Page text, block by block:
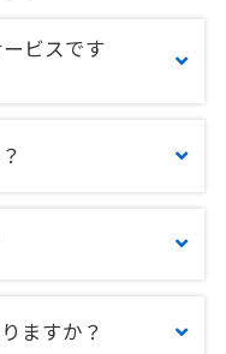
ビスです
ますか？